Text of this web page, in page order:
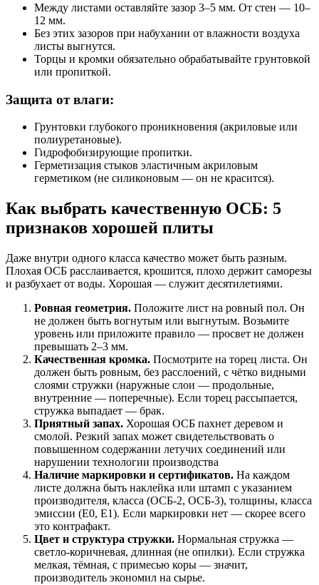
Между листами оставляйте зазор 3–5 мм. От стен — 10–
12 мм.
Без этих зазоров при набухании от влажности воздуха
листы выгнутся.
Торцы и кромки обязательно обрабатывайте грунтовкой
или пропиткой.
Защита от влаги:
Грунтовки глубокого проникновения (акриловые или
полиуретановые).
Гидрофобизирующие пропитки.
Герметизация стыков эластичным акриловым
герметиком (не силиконовым — он не красится).
Как выбрать качественную ОСБ: 5
признаков хорошей плиты
Даже внутри одного класса качество может быть разным.
Плохая ОСБ расслаивается, крошится, плохо держит саморезы
и разбухает от воды. Хорошая — служит десятилетиями.
Ровная геометрия. Положите лист на ровный пол. Он
не должен быть вогнутым или выгнутым. Возьмите
уровень или приложите правило — просвет не должен
превышать 2–3 мм.
Качественная кромка. Посмотрите на торец листа. Он
должен быть ровным, без расслоений, с чётко видными
слоями стружки (наружные слои — продольные,
внутренние — поперечные). Если торец рассыпается,
стружка выпадает — брак.
Приятный запах. Хорошая ОСБ пахнет деревом и
смолой. Резкий запах может свидетельствовать о
повышенном содержании летучих соединений или
нарушении технологии производства
Наличие маркировки и сертификатов. На каждом
листе должна быть наклейка или штамп с указанием
производителя, класса (ОСБ-2, ОСБ-3), толщины, класса
эмиссии (Е0, Е1). Если маркировки нет — скорее всего
это контрафакт.
Цвет и структура стружки. Нормальная стружка —
светло-коричневая, длинная (не опилки). Если стружка
мелкая, тёмная, с примесью коры — значит,
производитель экономил на сырье.